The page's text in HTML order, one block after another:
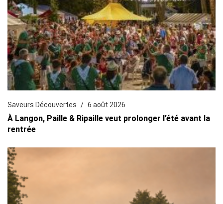
Saveurs Découvertes 6 août 2026
À Langon, Paille & Ripaille veut prolonger l’été avant la
rentrée